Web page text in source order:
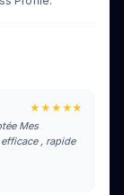
★★★★★
Mes
, rapide